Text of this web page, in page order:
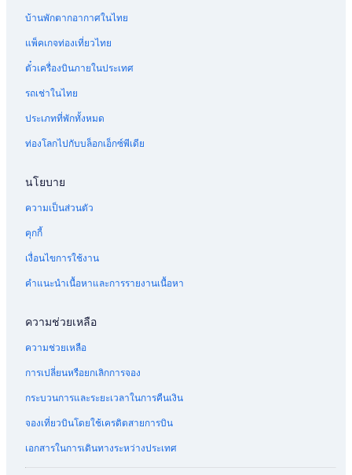
ฮ
ส์
ะ
รั
ช
พ
ร้
ม
ะ
ล
แ
ล
ช
ย
า
เ
ล็
ก
ห
า
ร
ะ
รู
วิ
ท
ซี
วิ
-
4
พั
เ
ว
ส
น
ริ
บ้านพักตากอากาศในไทย
แพ็คเกจท่องเที่ยวไทย
ตั๋วเครื่องบินภายในประเทศ
รถเช่าในไทย
ประเภทที่พักทั้งหมด
ท่องโลกไปกับบล็อกเอ็กซ์พีเดีย
นโยบาย
ความเป็นส่วนตัว
คุกกี้
เงื่อนไขการใช้งาน
คำแนะนำเนื้อหาและการรายงานเนื้อหา
ความช่วยเหลือ
ความช่วยเหลือ
การเปลี่ยนหรือยกเลิกการจอง
กระบวนการและระยะเวลาในการคืนเงิน
จองเที่ยวบินโดยใช้เครดิตสายการบิน
เอกสารในการเดินทางระหว่างประเทศ